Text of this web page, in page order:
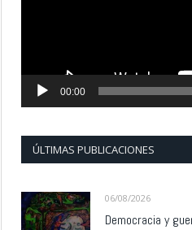
00:00
ÚLTIMAS PUBLICACIONES
06/08/2026
Democracia y